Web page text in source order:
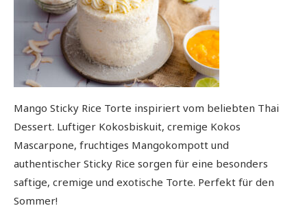
Mango Sticky Rice Torte inspiriert vom beliebten Thai
Dessert. Luftiger Kokosbiskuit, cremige Kokos
Mascarpone, fruchtiges Mangokompott und
authentischer Sticky Rice sorgen für eine besonders
saftige, cremige und exotische Torte. Perfekt für den
Sommer!